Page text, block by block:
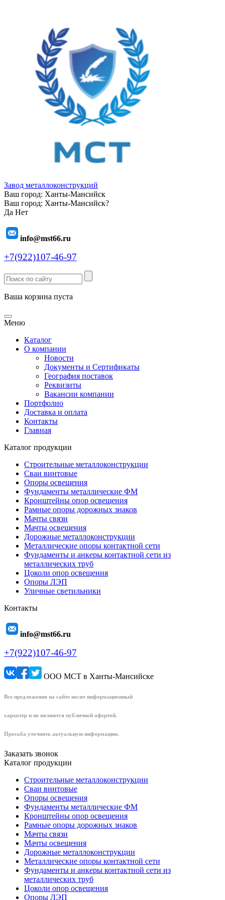
Завод металлоконструкций
Ваш город: Ханты-Мансийск
Ваш город: Ханты-Мансийск?
Да Нет
info@mst66.ru
+7(922)107-46-97
Ваша корзина пуста
Меню
Каталог
О компании
Новости
Документы и Сертификаты
География поставок
Реквизиты
Вакансии компании
Портфолио
Доставка и оплата
Контакты
Главная
Каталог продукции
Строительные металлоконструкции
Сваи винтовые
Опоры освещения
Фундаменты металлические ФМ
Кронштейны опор освещения
Рамные опоры дорожных знаков
Мачты связи
Мачты освещения
Дорожные металлоконструкции
Металлические опоры контактной сети
Фундаменты и анкеры контактной сети из
металлических труб
Цоколи опор освещения
Опоры ЛЭП
Уличные светильники
Контакты
info@mst66.ru
+7(922)107-46-97
ООО МСТ в Ханты-Мансийске
Все предложения на сайте носят информационный
характер и не являются публичной офертой.
Просьба уточнять актуальную информацию.
Заказать звонок
Каталог продукции
Строительные металлоконструкции
Сваи винтовые
Опоры освещения
Фундаменты металлические ФМ
Кронштейны опор освещения
Рамные опоры дорожных знаков
Мачты связи
Мачты освещения
Дорожные металлоконструкции
Металлические опоры контактной сети
Фундаменты и анкеры контактной сети из
металлических труб
Цоколи опор освещения
Опоры ЛЭП